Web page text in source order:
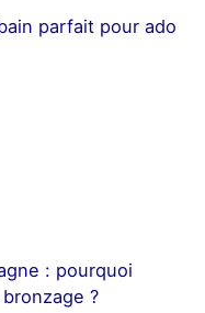
parfait pour ado
: pourquoi
?